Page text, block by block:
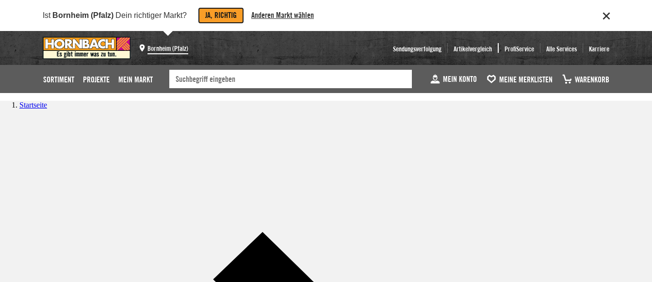
Ist Bornheim (Pfalz) Dein richtiger Markt? JA, RICHTIG Anderen Markt wählen
Bornheim (Pfalz) Sendungsverfolgung Artikelvergleich ProfiService Alle Services Karriere
SORTIMENT PROJEKTE MEIN MARKT MEIN KONTO MEINE MERKLISTEN WARENKORB
Startseite